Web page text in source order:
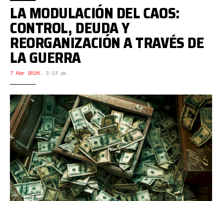
LA MODULACIÓN DEL CAOS:
CONTROL, DEUDA Y
REORGANIZACIÓN A TRAVÉS DE
LA GUERRA
7 Abr 2026, 3:13 pm.